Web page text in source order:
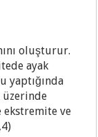
oluşturur.
ayak
yaptığında
üzerinde
ekstremite ve